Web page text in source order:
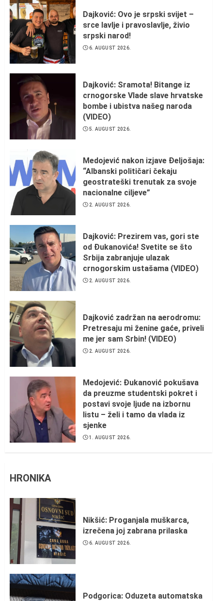
Dajković: Ovo je srpski svijet –
srce lavlje i pravoslavlje, živio
srpski narod!
6. AUGUST 2026.
Dajković: Sramota! Bitange iz
crnogorske Vlade slave hrvatske
bombe i ubistva našeg naroda
(VIDEO)
5. AUGUST 2026.
Medojević nakon izjave Đeljošaja:
“Albanski političari čekaju
geostrateški trenutak za svoje
nacionalne ciljeve”
2. AUGUST 2026.
Dajković: Prezirem vas, gori ste
od Đukanovića! Svetite se što
Srbija zabranjuje ulazak
crnogorskim ustašama (VIDEO)
2. AUGUST 2026.
Dajković zadržan na aerodromu:
Pretresaju mi ženine gaće, priveli
me jer sam Srbin! (VIDEO)
2. AUGUST 2026.
Medojević: Đukanović pokušava
da preuzme studentski pokret i
postavi svoje ljude na izbornu
listu – želi i tamo da vlada iz
sjenke
1. AUGUST 2026.
HRONIKA
Nikšić: Proganjala muškarca,
izrečena joj zabrana prilaska
6. AUGUST 2026.
Podgorica: Oduzeta automatska